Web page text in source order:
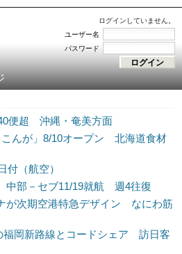
ログインしていません。
ユーザー名
パスワード
便超 沖縄・奄美方面
んが」8/10オープン 北海道食材
（航空）
中部－セブ11/19就航 週4往復
が次期空港特急デザイン なにわ筋
福岡新路線とコードシェア 訪日客